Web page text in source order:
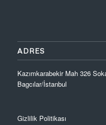
ADRES
Kazımkarabekir Mah 326
Bagcılar/İstanbul
Gizlilik Politikası